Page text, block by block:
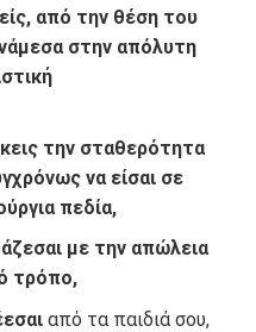
από την θέση του
στην απόλυτη
την σταθερότητα
να είσαι σε
πεδία,
με την απώλεια
τρόπο,
από τα παιδιά σου,